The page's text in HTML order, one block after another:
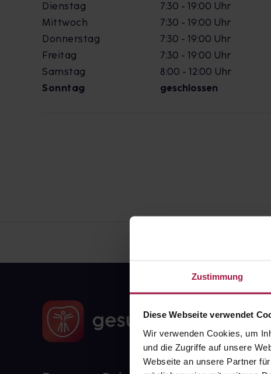
Zustimmung
Diese Webseite verwendet
Wir verwenden Cookies, um
und die Zugriffe auf unsere
Webseite an unsere Partner
Dienstag
7:30 - 19:00 Uhr
Mittwoch
7:30 - 19:00 Uhr
Donnerstag
7:30 - 19:00 Uhr
Freitag
7:30 - 19:00 Uhr
Samstag
8:00 - 12:00 Uhr
Sonntag
geschlossen